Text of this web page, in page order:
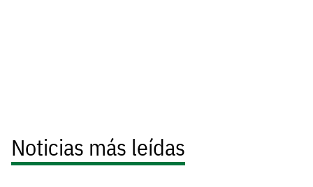
Noticias más leídas